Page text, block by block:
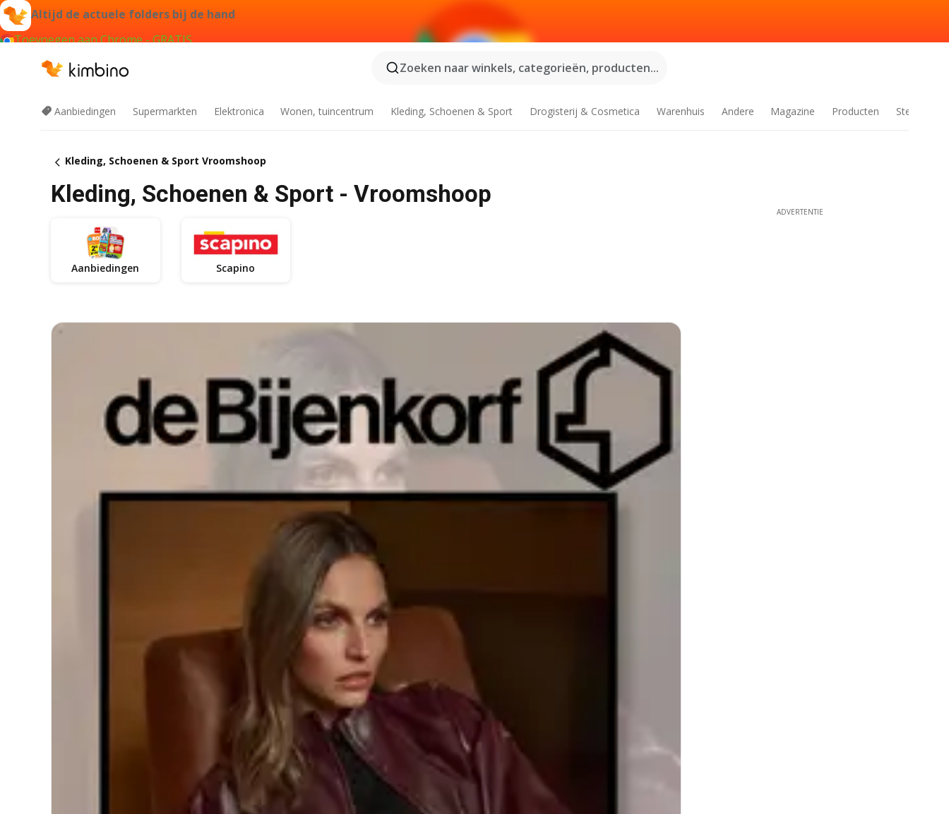
Altijd de actuele folders bij de hand
Toevoegen aan Chrome - GRATIS
Zoeken naar winkels, categorieën, producten...
Aanbiedingen Supermarkten Elektronica Wonen, tuincentrum Kleding, Schoenen & Sport Drogisterij & Cosmetica Warenhuis Andere Magazine Producten Steden
Kleding, Schoenen & Sport Vroomshoop
Kleding, Schoenen & Sport - Vroomshoop
Aanbiedingen Scapino
ADVERTENTIE